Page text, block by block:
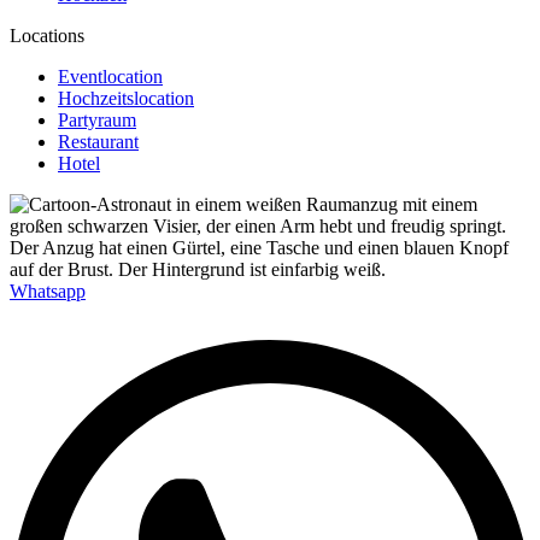
Locations
Eventlocation
Hochzeitslocation
Partyraum
Restaurant
Hotel
Whatsapp